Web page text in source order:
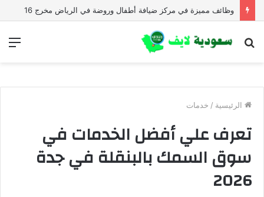
وظائف تعليمية في المدارس العالمية في الرياض وعسير والجوف برواتب مميزة
بحث
الرئيسية / خدمات
تعرف علي أفضل الخدمات في
سوق السمك بالبنقلة في جدة
2026